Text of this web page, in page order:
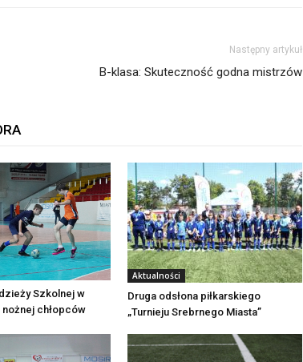
Następny artykuł
B-klasa: Skuteczność godna mistrzów
Szkolnej w
nożnej chłopców
Aktualności
Druga odsłona piłkarskiego
„Turnieju Srebrnego Miasta”